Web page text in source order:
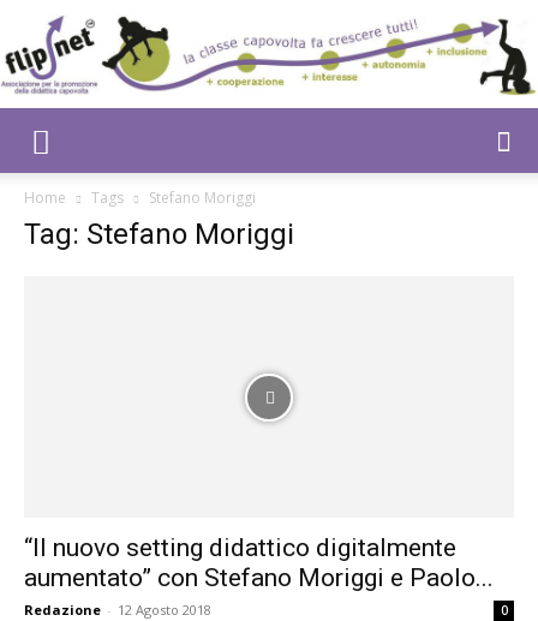
formazione
Home Tags Stefano Moriggi
Tag: Stefano Moriggi
“Il nuovo setting didattico digitalmente
aumentato” con Stefano Moriggi e Paolo...
Redazione - 12 Agosto 2018 0